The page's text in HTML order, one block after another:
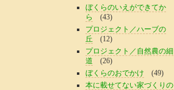
ぼくらのいえができてか
ら
(43)
プロジェクト／ハーブの
丘 (12)
プロジェクト／自然農の細
道 (26)
ぼくらのおでかけ (49)
本に載せてない家づくりの